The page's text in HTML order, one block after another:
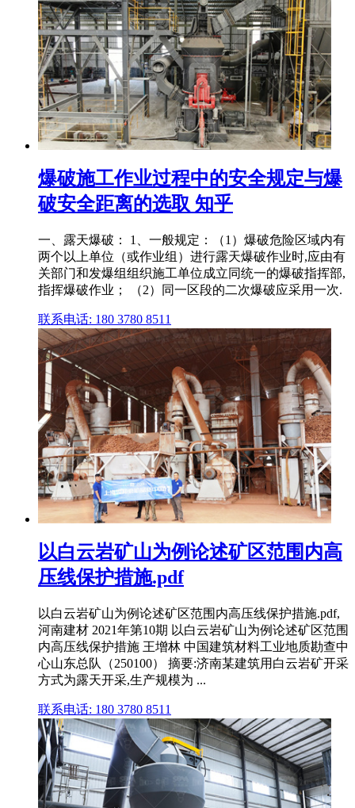
爆破施工作业过程中的安全规定与爆
破安全距离的选取 知乎
一、露天爆破： 1、一般规定：（1）爆破危险区域内有
两个以上单位（或作业组）进行露天爆破作业时,应由有
关部门和发爆组组织施工单位成立同统一的爆破指挥部,
指挥爆破作业； （2）同一区段的二次爆破应采用一次.
联系电话: 180 3780 8511
以白云岩矿山为例论述矿区范围内高
压线保护措施.pdf
以白云岩矿山为例论述矿区范围内高压线保护措施.pdf,
河南建材 2021年第10期 以白云岩矿山为例论述矿区范围
内高压线保护措施 王增林 中国建筑材料工业地质勘查中
心山东总队（250100） 摘要:济南某建筑用白云岩矿开采
方式为露天开采,生产规模为 ...
联系电话: 180 3780 8511